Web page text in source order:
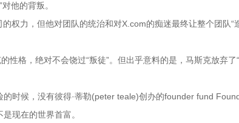
他的背叛。
权力，但他对团队的统治和对X.com的痴迷最终让整个团队“
格，绝对不会饶过“叛徒”。但出乎意料的是，马斯克放弃了“
时候，没有彼得·蒂勒(peter teale)创办的founder fund
现在的世界首富。